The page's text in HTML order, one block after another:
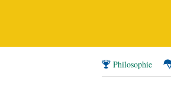
Philosophie